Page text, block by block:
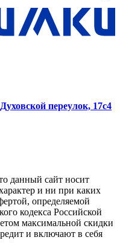
переулок, 17с4
данный сайт носит
и ни при каких
определяемой
кодекса Российской
максимальной скидки
и включают в себя